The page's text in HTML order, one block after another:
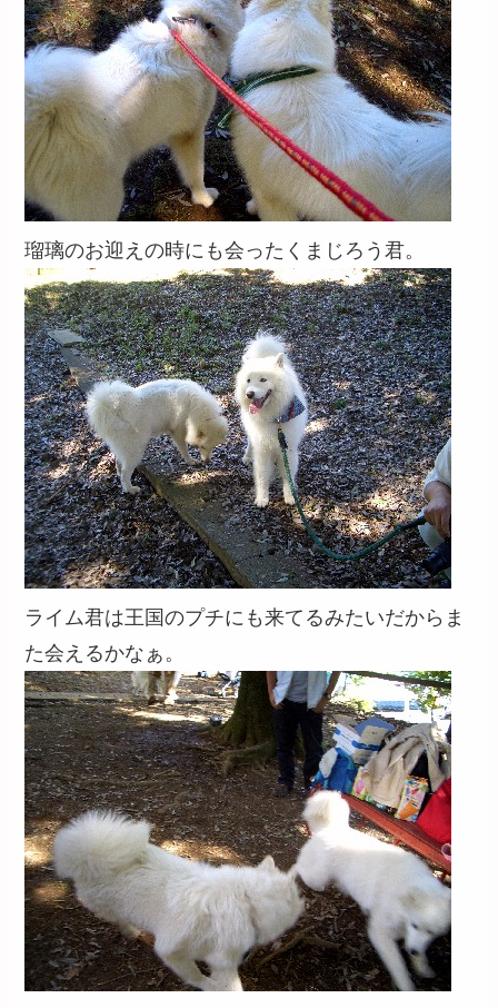
瑠璃のお迎えの時にも会ったくまじろう君。
ライム君は王国のプチにも来てるみたいだからま
た会えるかなぁ。